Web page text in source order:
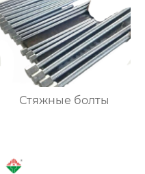
Стяжные болты